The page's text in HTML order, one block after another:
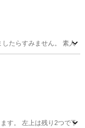
たらすみません。 素人
す。 左上は残り2つで下